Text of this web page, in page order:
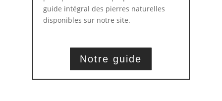
guide intégral des pierres naturelles
disponibles sur notre site.
Notre guide